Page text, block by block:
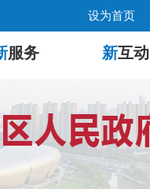
设为首页
服务 新互动